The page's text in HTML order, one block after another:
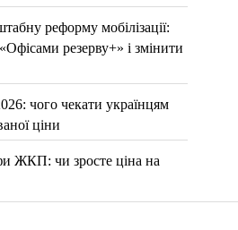
реформу мобілізації:
резерву+» і змінити
чого чекати українцям
ціни
ЖКП: чи зросте ціна на